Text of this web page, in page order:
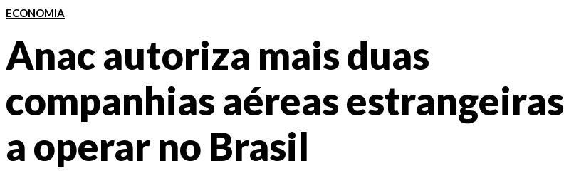
ECONOMIA
Anac autoriza mais duas
companhias aéreas estrangeiras
a operar no Brasil